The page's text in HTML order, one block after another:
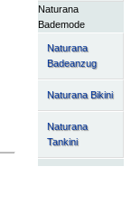
Naturana
Bademode
Naturana
Badeanzug
Naturana Bikini
Naturana
Tankini